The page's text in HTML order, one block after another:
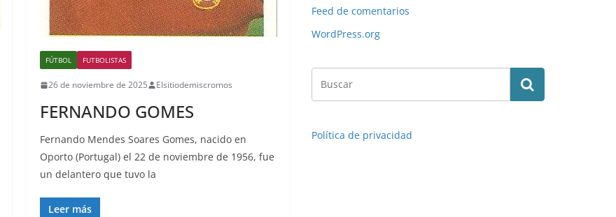
FÚTBOL FUTBOLISTAS
26 de noviembre de 2025 Elsitiodemiscromos
FERNANDO GOMES
Fernando Mendes Soares Gomes, nacido en
Oporto (Portugal) el 22 de noviembre de 1956, fue
un delantero que tuvo la
Leer más
Feed de comentarios
WordPress.org
Política de privacidad